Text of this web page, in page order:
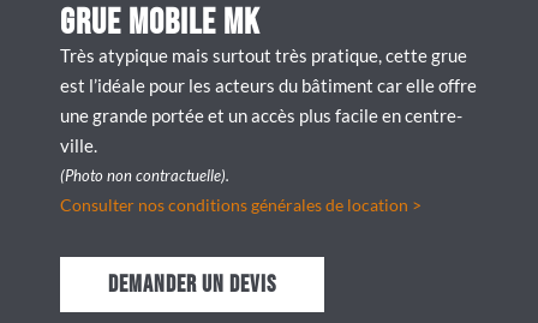
Grue mobile MK
Très atypique mais surtout très pratique, cette grue
est l’idéale pour les acteurs du bâtiment car elle offre
une grande portée et un accès plus facile en centre-
ville.
(Photo non contractuelle).
Consulter nos conditions générales de location >
Demander un devis